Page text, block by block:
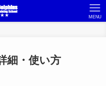
MENU
細・使い方